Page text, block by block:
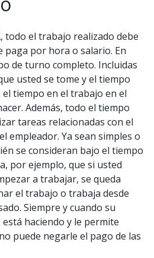
todo el trabajo realizado debe
paga por hora o salario. En
de turno completo. Incluidas
usted se tome y el tiempo
tiempo en el trabajo en el
Además, todo el tiempo
tareas relacionadas con el
empleador. Ya sean simples o
se consideran bajo el tiempo
por ejemplo, que si usted
a trabajar, se queda
el trabajo o trabaja desde
Siempre y cuando su
haciendo y le permite
puede negarle el pago de las